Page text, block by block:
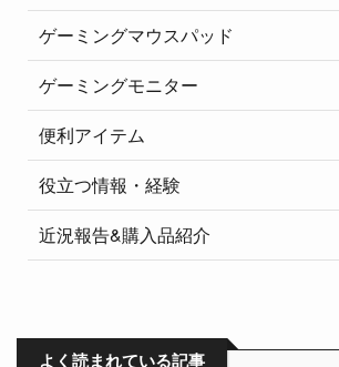
ゲーミングマウスパッド
ゲーミングモニター
便利アイテム
役立つ情報・経験
近況報告&購入品紹介
よく読まれている記事